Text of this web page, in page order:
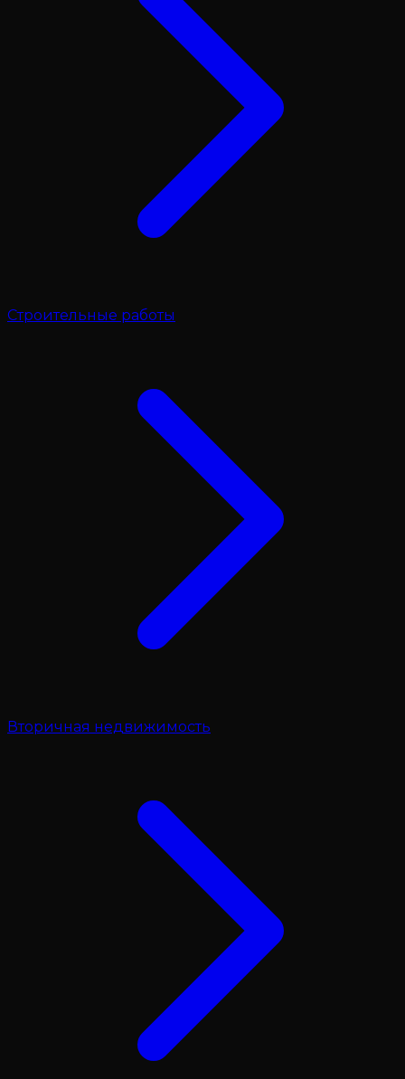
Строительные работы
Вторичная недвижимость